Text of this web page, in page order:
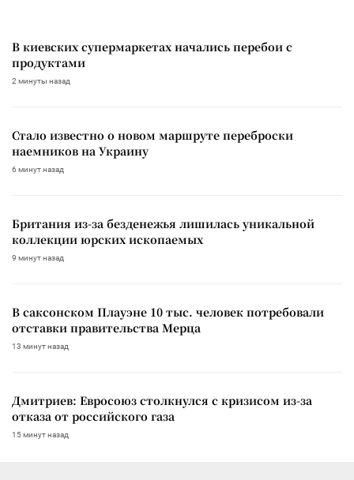
В киевских супермаркетах начались перебои с
продуктами
2 минуты назад
Стало известно о новом маршруте переброски
наемников на Украину
6 минут назад
Британия из-за безденежья лишилась уникальной
коллекции юрских ископаемых
9 минут назад
В саксонском Плауэне 10 тыс. человек потребовали
отставки правительства Мерца
13 минут назад
Дмитриев: Евросоюз столкнулся с кризисом из-за
отказа от российского газа
15 минут назад